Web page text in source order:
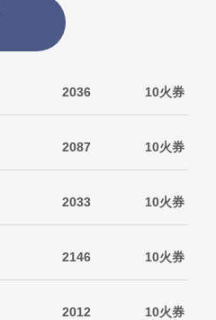
2036 10火券
2087 10火券
2033 10火券
2146 10火券
2012 10火券